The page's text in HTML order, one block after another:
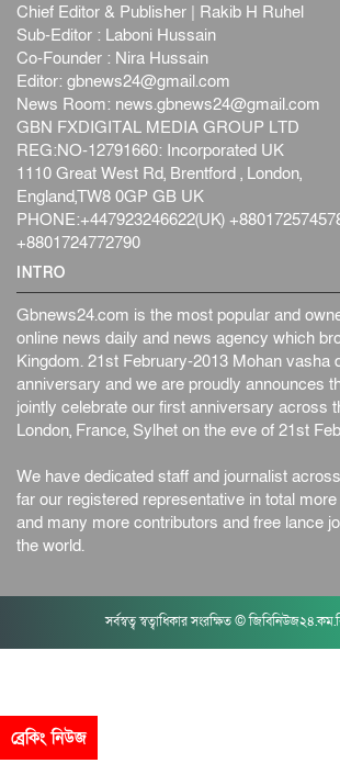
Chief Editor & Publisher | Rakib H Ruhel
Sub-Editor : Laboni Hussain
Co-Founder : Nira Hussain
Editor: gbnews24@gmail.com
News Room: news.gbnews24@gmail.com
GBN FXDIGITAL MEDIA GROUP LTD
REG:NO-12791660: Incorporated UK
1110 Great West Rd, Brentford , London,
England,TW8 0GP GB UK
PHONE:+447923246622(UK)
+8801724772790
INTRO
Gbnews24.com is the most popular and
online news daily and news agency which
Kingdom. 21st February-2013 Mohan vasha
anniversary and we are proudly announces
jointly celebrate our first anniversary across
London, France, Sylhet on the eve of 21st
We have dedicated staff and journalist
far our registered representative in total
and many more contributors and free lance
the world.
সর্বস্বত্ব স্বত্বাধিকার সংরক্ষিত ©
ব্রেকিং নিউজ